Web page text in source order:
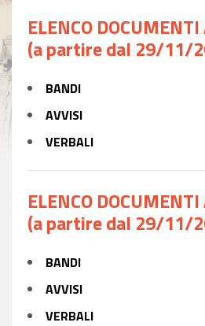
ELENCO
(a partire dal 29/11/
BANDI
AVVISI
VERBALI
ELENCO
(a partire dal 29/11/
BANDI
AVVISI
VERBALI